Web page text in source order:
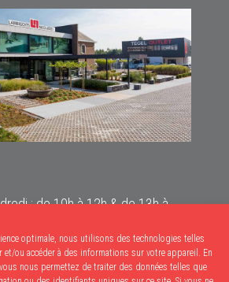
optimale, nous utilisons des technologies telles
ou accéder à des informations sur votre appareil. En
nous permettez de traiter des données telles que
: de 10h à 12h & de 13h à
à 17h